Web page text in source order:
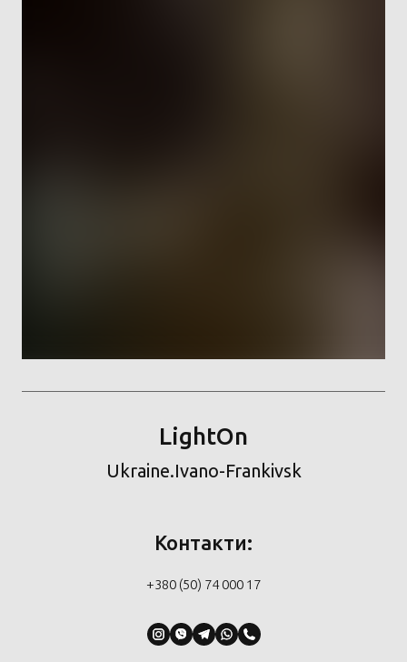
LightOn
Ukraine.Ivano-Frankivsk
Контакти:
+380 (50) 74 000 17